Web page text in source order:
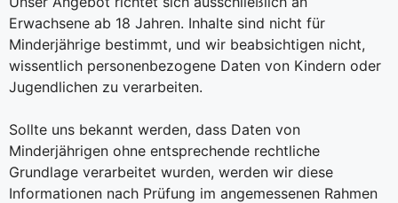
Erwachsene ab 18 Jahren. Inhalte sind nicht für
Minderjährige bestimmt, und wir beabsichtigen nicht,
wissentlich personenbezogene Daten von Kindern oder
Jugendlichen zu verarbeiten.
Sollte uns bekannt werden, dass Daten von
Minderjährigen ohne entsprechende rechtliche
Grundlage verarbeitet wurden, werden wir diese
Informationen nach Prüfung im angemessenen Rahmen